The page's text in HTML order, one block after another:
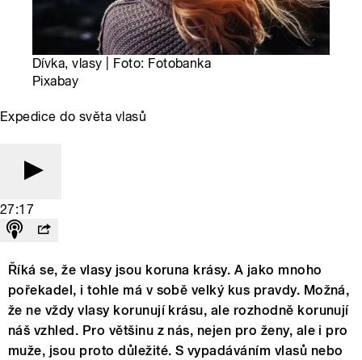
Dívka, vlasy | Foto: Fotobanka
Pixabay
Expedice do světa vlasů
27:17
Říká se, že vlasy jsou koruna krásy. A jako mnoho
pořekadel, i tohle má v sobě velký kus pravdy. Možná,
že ne vždy vlasy korunují krásu, ale rozhodně korunují
náš vzhled. Pro většinu z nás, nejen pro ženy, ale i pro
muže, jsou proto důležité. S vypadáváním vlasů nebo